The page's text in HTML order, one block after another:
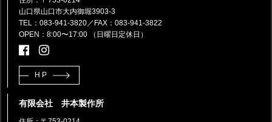
山口県山口市大内御堀3903-3
TEL：083-941-3820 ／FAX：083-941-3822
OPEN：8:00〜17:00 （日曜日定休日）
HP
有限会社 井本製作所